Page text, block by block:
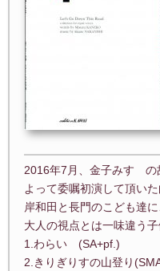
2016年7月、金子みすゞ
よって委嘱初演して頂いた
岸和田と長門のこども達
大人の視点とは一味違う
1.わらい (SA+pf.)
2.きりぎりすの山登り